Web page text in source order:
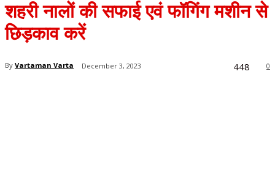
शहरी नालों की सफाई एवं फॉगिंग मशीन से
छिड़काव करें
By Vartaman Varta December 3, 2023 0
448